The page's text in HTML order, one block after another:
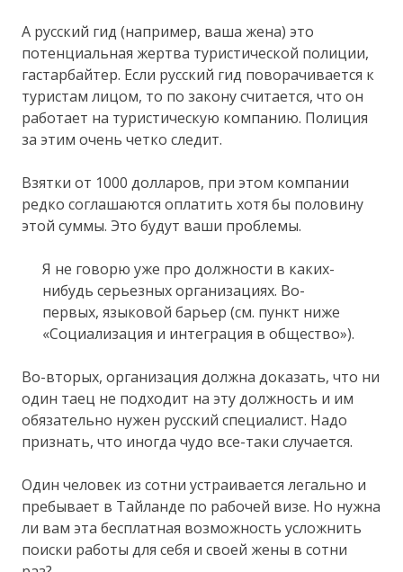
А русский гид (например, ваша жена) это
потенциальная жертва туристической полиции,
гастарбайтер. Если русский гид поворачивается к
туристам лицом, то по закону считается, что он
работает на туристическую компанию. Полиция
за этим очень четко следит.
Взятки от 1000 долларов, при этом компании
редко соглашаются оплатить хотя бы половину
этой суммы. Это будут ваши проблемы.
Я не говорю уже про должности в каких-
нибудь серьезных организациях. Во-
первых, языковой барьер (см. пункт ниже
«Социализация и интеграция в общество»).
Во-вторых, организация должна доказать, что ни
один таец не подходит на эту должность и им
обязательно нужен русский специалист. Надо
признать, что иногда чудо все-таки случается.
Один человек из сотни устраивается легально и
пребывает в Тайланде по рабочей визе. Но нужна
ли вам эта бесплатная возможность усложнить
поиски работы для себя и своей жены в сотни